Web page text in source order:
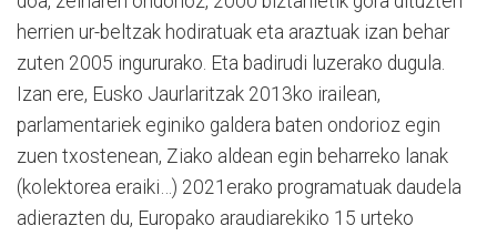
herrien ur-beltzak hodiratuak eta araztuak izan behar
zuten 2005 ingururako. Eta badirudi luzerako dugula.
Izan ere, Eusko Jaurlaritzak 2013ko irailean,
parlamentariek eginiko galdera baten ondorioz egin
zuen txostenean, Ziako aldean egin beharreko lanak
(kolektorea eraiki…) 2021erako programatuak daudela
adierazten du, Europako araudiarekiko 15 urteko